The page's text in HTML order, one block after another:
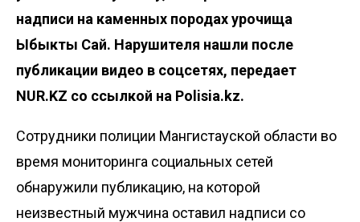
надписи на каменных породах урочища
Ыбыкты Сай. Нарушителя нашли после
публикации видео в соцсетях, передает
NUR.KZ со ссылкой на Polisia.kz.
Сотрудники полиции Мангистауской области во
время мониторинга социальных сетей
обнаружили публикацию, на которой
неизвестный мужчина оставил надписи со